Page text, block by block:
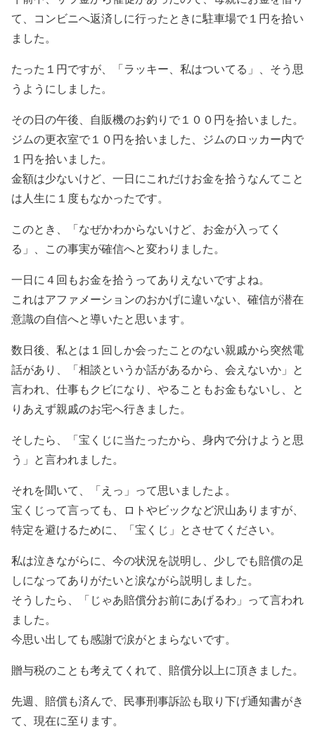
て、コンビニへ返済しに行ったときに駐車場で１円を拾い
ました。
たった１円ですが、「ラッキー、私はついてる」、そう思
うようにしました。
その日の午後、自販機のお釣りで１００円を拾いました。
ジムの更衣室で１０円を拾いました、ジムのロッカー内で
１円を拾いました。
金額は少ないけど、一日にこれだけお金を拾うなんてこと
は人生に１度もなかったです。
このとき、「なぜかわからないけど、お金が入ってく
る」、この事実が確信へと変わりました。
一日に４回もお金を拾うってありえないですよね。
これはアファメーションのおかげに違いない、確信が潜在
意識の自信へと導いたと思います。
数日後、私とは１回しか会ったことのない親戚から突然電
話があり、「相談というか話があるから、会えないか」と
言われ、仕事もクビになり、やることもお金もないし、と
りあえず親戚のお宅へ行きました。
そしたら、「宝くじに当たったから、身内で分けようと思
う」と言われました。
それを聞いて、「えっ」って思いましたよ。
宝くじって言っても、ロトやビックなど沢山ありますが、
特定を避けるために、「宝くじ」とさせてください。
私は泣きながらに、今の状況を説明し、少しでも賠償の足
しになってありがたいと涙ながら説明しました。
そうしたら、「じゃあ賠償分お前にあげるわ」って言われ
ました。
今思い出しても感謝で涙がとまらないです。
贈与税のことも考えてくれて、賠償分以上に頂きました。
先週、賠償も済んで、民事刑事訴訟も取り下げ通知書がき
て、現在に至ります。